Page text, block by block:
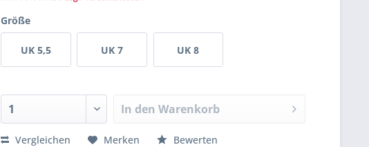
Größe
UK 5,5 UK 7 UK 8
In den Warenkorb
Vergleichen Merken Bewerten